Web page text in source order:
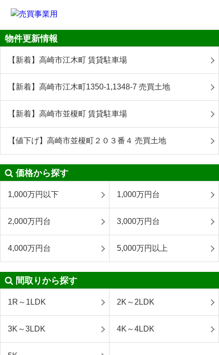
物件更新情報
【新着】高崎市江木町 賃貸駐車場
【新着】高崎市江木町1350-1,1348-7 売買土地
【新着】高崎市並榎町 賃貸駐車場
【値下げ】高崎市並榎町２０３番４ 売買土地
価格から探す
1,000万円以下 1,000万円台
2,000万円台 3,000万円台
4,000万円台 5,000万円以上
間取りから探す
1R～1LDK 2K～2LDK
3K～3LDK 4K～4LDK